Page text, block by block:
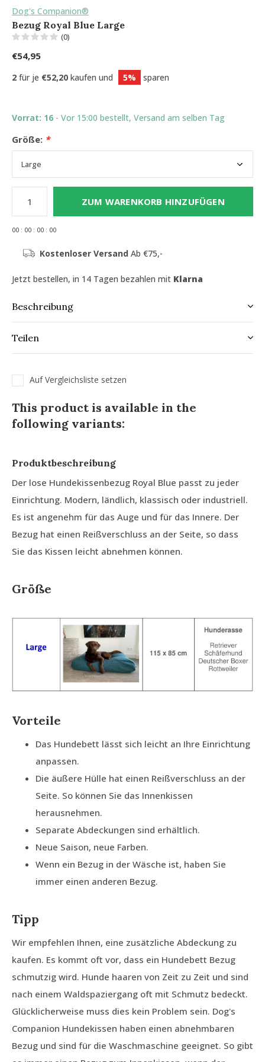
Dog's Companion®
Bezug Royal Blue Large
(0)
€54,95
2 für je €52,20 kaufen und 5% sparen
Vorrat: 16 - Vor 15:00 bestellt, Versand am selben Tag
Größe: *
ZUM WARENKORB HINZUFÜGEN
00 : 00 : 00 : 00
Kostenloser Versand Ab €75,-
Jetzt bestellen, in 14 Tagen bezahlen mit Klarna
Beschreibung
Teilen
Auf Vergleichsliste setzen
This product is available in the
following variants:
Produktbeschreibung
Der lose Hundekissenbezug Royal Blue passt zu jeder
Einrichtung. Modern, ländlich, klassisch oder industriell.
Es ist angenehm für das Auge und für das Innere. Der
Bezug hat einen Reißverschluss an der Seite, so dass
Sie das Kissen leicht abnehmen können.
Größe
Vorteile
Das Hundebett lässt sich leicht an Ihre Einrichtung
anpassen.
Die äußere Hülle hat einen Reißverschluss an der
Seite. So können Sie das Innenkissen
herausnehmen.
Separate Abdeckungen sind erhältlich.
Neue Saison, neue Farben.
Wenn ein Bezug in der Wäsche ist, haben Sie
immer einen anderen Bezug.
Tipp
Wir empfehlen Ihnen, eine zusätzliche Abdeckung zu
kaufen. Es kommt oft vor, dass ein Hundebett Bezug
schmutzig wird. Hunde haaren von Zeit zu Zeit und sind
nach einem Waldspaziergang oft mit Schmutz bedeckt.
Glücklicherweise muss dies kein Problem sein. Dog's
Companion Hundekissen haben einen abnehmbaren
Bezug und sind für die Waschmaschine geeignet. So gibt